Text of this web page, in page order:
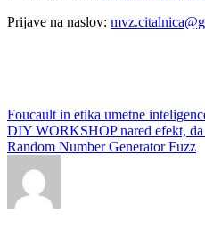
Prijave na naslov:
Post
navigation
Foucault in etika umetne
DIY WORKSHOP nared efekt,
Random Number Generator Fuzz